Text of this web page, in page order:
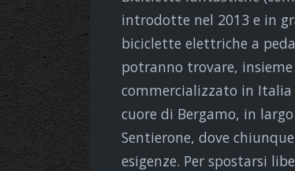
introdotte nel 2013 e in
biciclette elettriche a
potranno trovare,
commercializzato in
cuore di Bergamo, in
Sentierone, dove
esigenze. Per spostarsi